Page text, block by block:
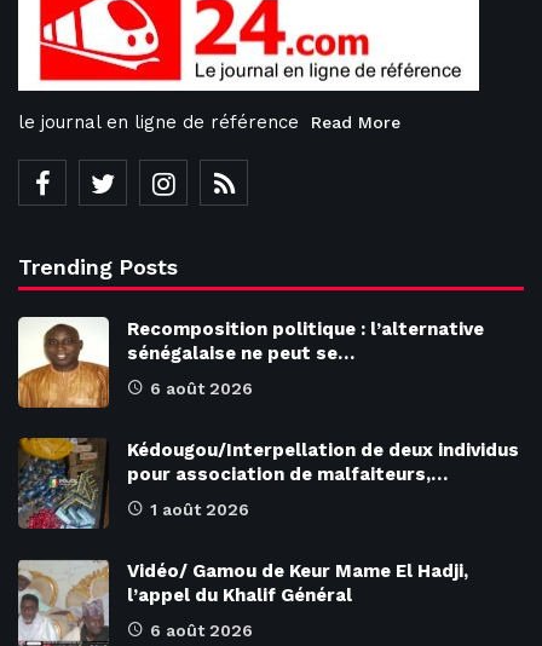
le journal en ligne de référence Read More
Trending Posts
Recomposition politique : l’alternative
sénégalaise ne peut se…
6 août 2026
Kédougou/Interpellation de deux individus
pour association de malfaiteurs,…
1 août 2026
Vidéo/ Gamou de Keur Mame El Hadji,
l’appel du Khalif Général
6 août 2026